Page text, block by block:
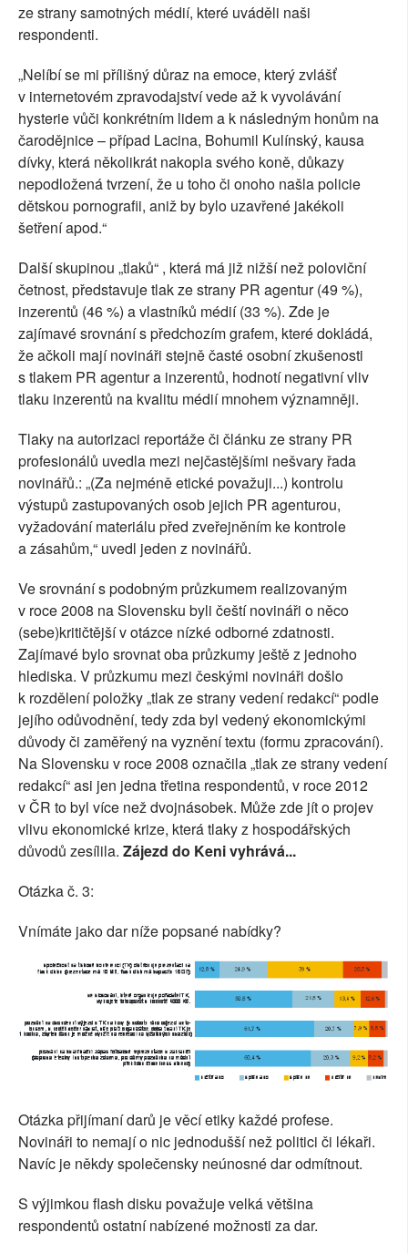
ze strany samotných médií, které uváděli naši
respondenti.
„Nelíbí se mi přílišný důraz na emoce, který zvlášť
v internetovém zpravodajství vede až k vyvolávání
hysterie vůči konkrétním lidem a k následným honům na
čarodějnice – případ Lacina, Bohumil Kulínský, kausa
dívky, která několikrát nakopla svého koně, důkazy
nepodložená tvrzení, že u toho či onoho našla policie
dětskou pornografii, aniž by bylo uzavřené jakékoli
šetření apod.“
Další skupinou „tlaků“ , která má již nižší než poloviční
četnost, představuje tlak ze strany PR agentur (49 %),
inzerentů (46 %) a vlastníků médií (33 %). Zde je
zajímavé srovnání s předchozím grafem, které dokládá,
že ačkoli mají novináři stejně časté osobní zkušenosti
s tlakem PR agentur a inzerentů, hodnotí negativní vliv
tlaku inzerentů na kvalitu médií mnohem významněji.
Tlaky na autorizaci reportáže či článku ze strany PR
profesionálů uvedla mezi nejčastějšími nešvary řada
novinářů.: „(Za nejméně etické považuji...) kontrolu
výstupů zastupovaných osob jejich PR agenturou,
vyžadování materiálu před zveřejněním ke kontrole
a zásahům,“ uvedl jeden z novinářů.
Ve srovnání s podobným průzkumem realizovaným
v roce 2008 na Slovensku byli čeští novináři o něco
(sebe)kritičtější v otázce nízké odborné zdatnosti.
Zajímavé bylo srovnat oba průzkumy ještě z jednoho
hlediska. V průzkumu mezi českými novináři došlo
k rozdělení položky „tlak ze strany vedení redakcí“ podle
jejího odůvodnění, tedy zda byl vedený ekonomickými
důvody či zaměřený na vyznění textu (formu zpracování).
Na Slovensku v roce 2008 označila „tlak ze strany vedení
redakcí“ asi jen jedna třetina respondentů, v roce 2012
v ČR to byl více než dvojnásobek. Může zde jít o projev
vlivu ekonomické krize, která tlaky z hospodářských
důvodů zesílila. Zájezd do Keni vyhrává...
Otázka č. 3:
Vnímáte jako dar níže popsané nabídky?
Otázka přijímaní darů je věcí etiky každé profese.
Novináři to nemají o nic jednodušší než politici či lékaři.
Navíc je někdy společensky neúnosné dar odmítnout.
S výjimkou flash disku považuje velká většina
respondentů ostatní nabízené možnosti za dar.